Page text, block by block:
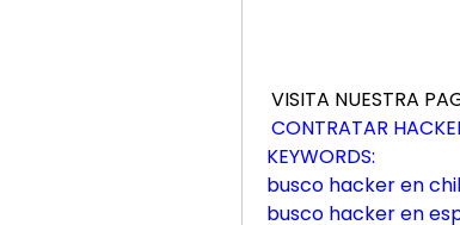
VISITA NUESTRA
CONTRATAR
KEYWORDS:
busco hacker en
busco hacker en